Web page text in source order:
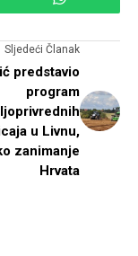
Sljedeći Članak
predstavio
program
u Livnu,
zanimanje
Hrvata